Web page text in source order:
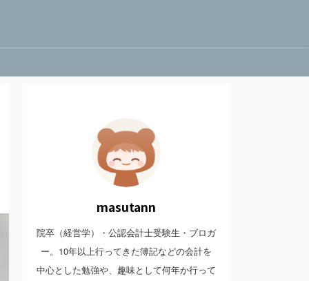
masutann
院卒（経営学）・公認会計士受験生・ブロガ
ー。10年以上行ってきた簿記などの会計を
中心とした勉強や、趣味として何年か行って